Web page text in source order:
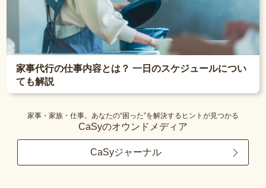
家事代行の仕事内容とは？ 一日のスケジュールについ
ても解説
家事・家族・仕事。あなたの“困った”を解決するヒントが見つかる
CaSyのオウンドメディア
CaSyジャーナル